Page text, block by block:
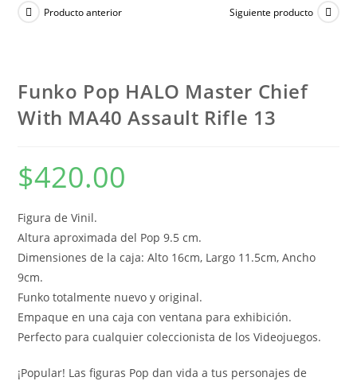
Producto anterior Siguiente producto
Funko Pop HALO Master Chief
With MA40 Assault Rifle 13
$420.00
Figura de Vinil.
Altura aproximada del Pop 9.5 cm.
Dimensiones de la caja: Alto 16cm, Largo 11.5cm, Ancho
9cm.
Funko totalmente nuevo y original.
Empaque en una caja con ventana para exhibición.
Perfecto para cualquier coleccionista de los Videojuegos.
¡Popular! Las figuras Pop dan vida a tus personajes de